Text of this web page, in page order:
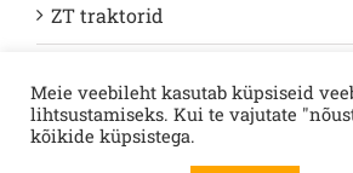
ZT traktorid
Telef:+372 67 22 120e-kiri:
Meie veebileht kasutab küpsiseid
lihtsustamiseks. Kui te vajutate
kõikide küpsistega.